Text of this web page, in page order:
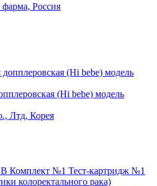
фарма, Россия
(Hi bebe) модель
Лтд, Корея